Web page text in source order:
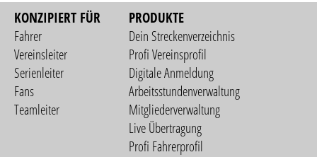
KONZIPIERT FÜR
Fahrer
Vereinsleiter
Serienleiter
Fans
Teamleiter
PRODUKTE
Dein Streckenverzeichnis
Profi Vereinsprofil
Digitale Anmeldung
Arbeitsstundenverwaltung
Mitgliederverwaltung
Live Übertragung
Profi Fahrerprofil